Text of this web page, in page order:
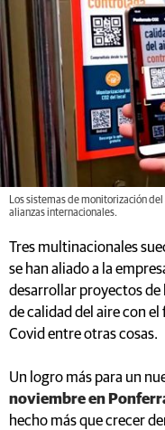
Los sistemas de monitorización
alianzas internacionales.
Tres multinacionales
se han aliado a la
desarrollar proyectos de
de calidad del aire con
Covid entre otras cosas.
Un logro más para un
noviembre en
hecho más que crecer